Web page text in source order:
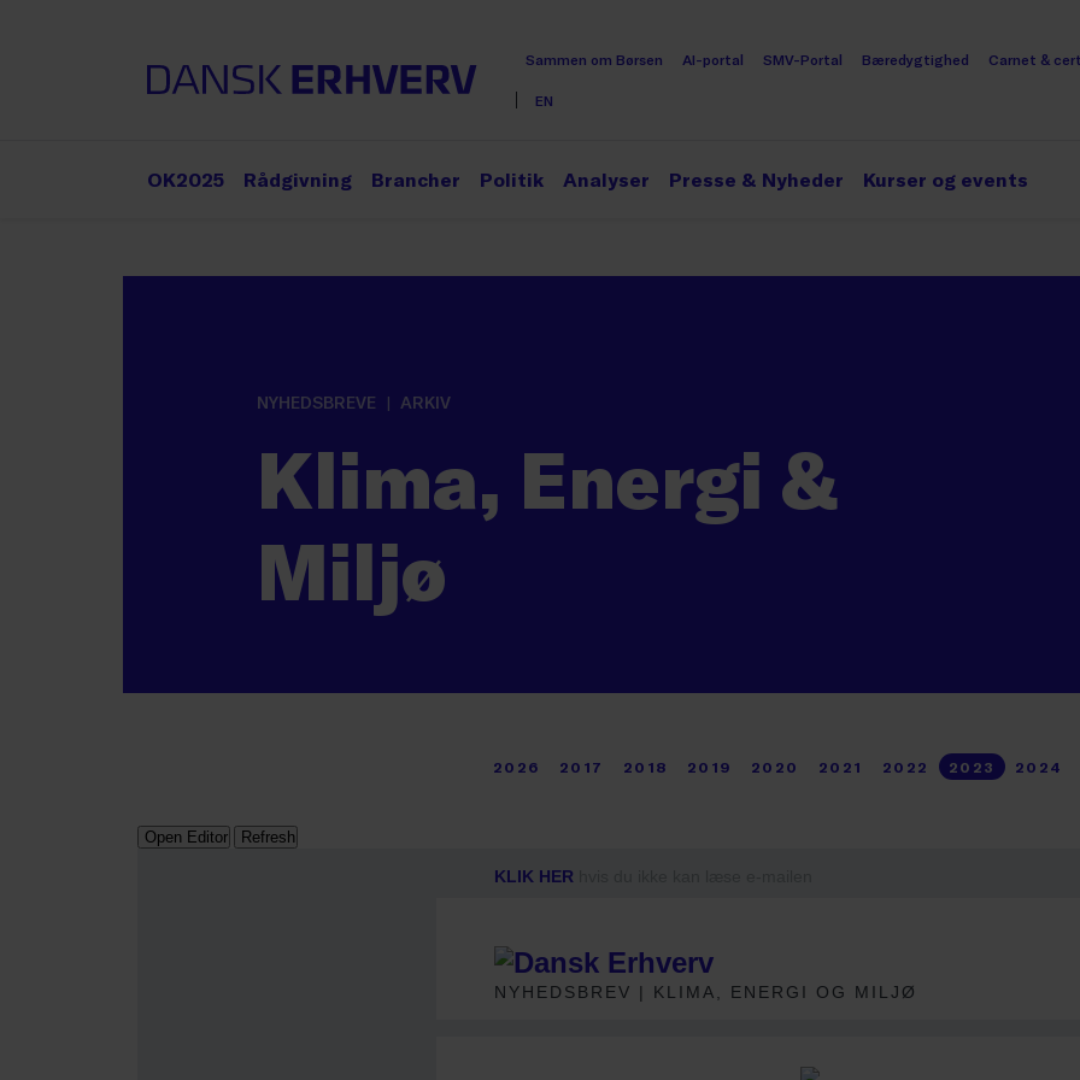
Sammen om Børsen AI-portal SMV-Portal Bæredygtighed Carnet &
EN
OK2025 Rådgivning Brancher Politik Analyser Presse & Nyheder Kurser og events
NYHEDSBREVE ARKIV
Klima, Energi &
Miljø
2026 2017 2018 2019 2020 2021 2022 2023 2024